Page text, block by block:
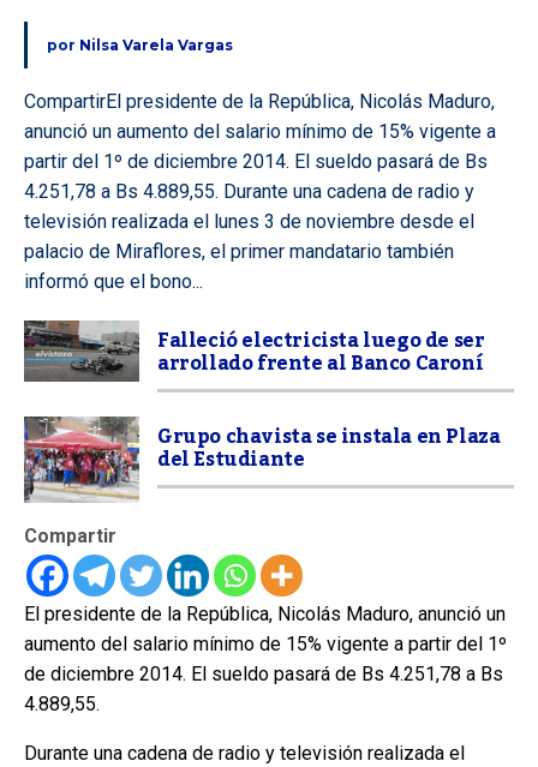
por Nilsa Varela Vargas
CompartirEl presidente de la República, Nicolás Maduro,
anunció un aumento del salario mínimo de 15% vigente a
partir del 1º de diciembre 2014. El sueldo pasará de Bs
4.251,78 a Bs 4.889,55. Durante una cadena de radio y
televisión realizada el lunes 3 de noviembre desde el
palacio de Miraflores, el primer mandatario también
informó que el bono...
Falleció electricista luego de ser
arrollado frente al Banco Caroní
Grupo chavista se instala en Plaza
del Estudiante
Compartir
El presidente de la República, Nicolás Maduro, anunció un
aumento del salario mínimo de 15% vigente a partir del 1º
de diciembre 2014. El sueldo pasará de Bs 4.251,78 a Bs
4.889,55.
Durante una cadena de radio y televisión realizada el